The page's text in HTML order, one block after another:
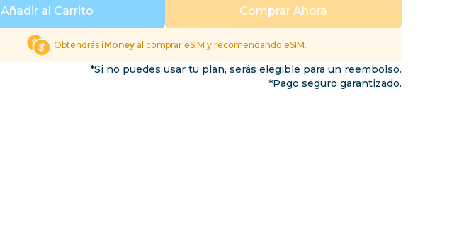
Explorar Todos los Destinos
Añadir al Carrito Comprar Ahora
Obtendrás iMoney al comprar eSIM y recomendando eSIM.
*Si no puedes usar tu plan, serás elegible para un reembolso.
*Pago seguro garantizado.